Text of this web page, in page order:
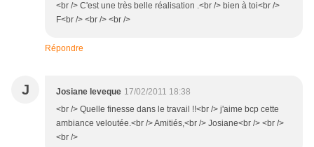
<br /> C'est une très belle réalisation .<br /> bien à toi<br />
F<br /> <br /> <br />
Répondre
J Josiane leveque 17/02/2011 18:38
<br /> Quelle finesse dans le travail !!<br /> j'aime bcp cette
ambiance veloutée.<br /> Amitiés,<br /> Josiane<br /> <br />
<br />